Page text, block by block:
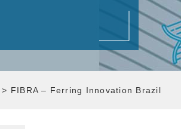
> FIBRA – Ferring Innovation Brazil